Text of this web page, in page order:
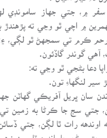
۾، جتي جهاز سامونڊي
۾ اچي ٿو وڃي ته پڙهندڙ
رحم ڪرم تي سمجهڻ ٿو لڳي، ۽:
آهي گوندر گاڏئون.
دعا بڻجي ٿو وڃي ته:
سير لنگهاءِ تون.
سان ڀريل آفريڪي گهاٽن
جتي سج جا ڪرڻا به زمين تي
اوندهه رات ٿا لڳن، جتي
جتي وڻن جا پاند ۽ ٽاريون